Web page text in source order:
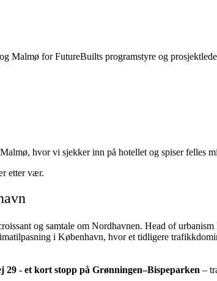
Malmø for FutureBuilts programstyre og
hvor vi sjekker inn på hotellet og spiser felles
etter vær.
og samtale om Nordhavnen. Head of
i København, hvor et tidligere
- et kort stopp på Grønningen–Bispeparken –